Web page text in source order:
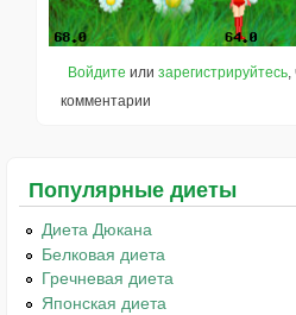
Войдите или зарегистрируйтесь,
комментарии
Популярные диеты
Диета Дюкана
Белковая диета
Гречневая диета
Японская диета